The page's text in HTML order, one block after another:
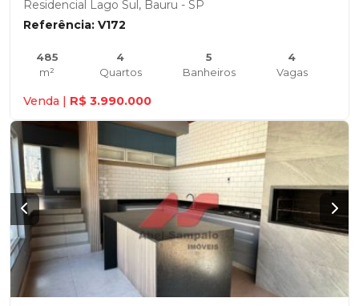
Residencial Lago Sul, Bauru - SP
Referência: V172
485
m²
4
Quartos
5
Banheiros
4
Vagas
Venda | R$ 3.990.000